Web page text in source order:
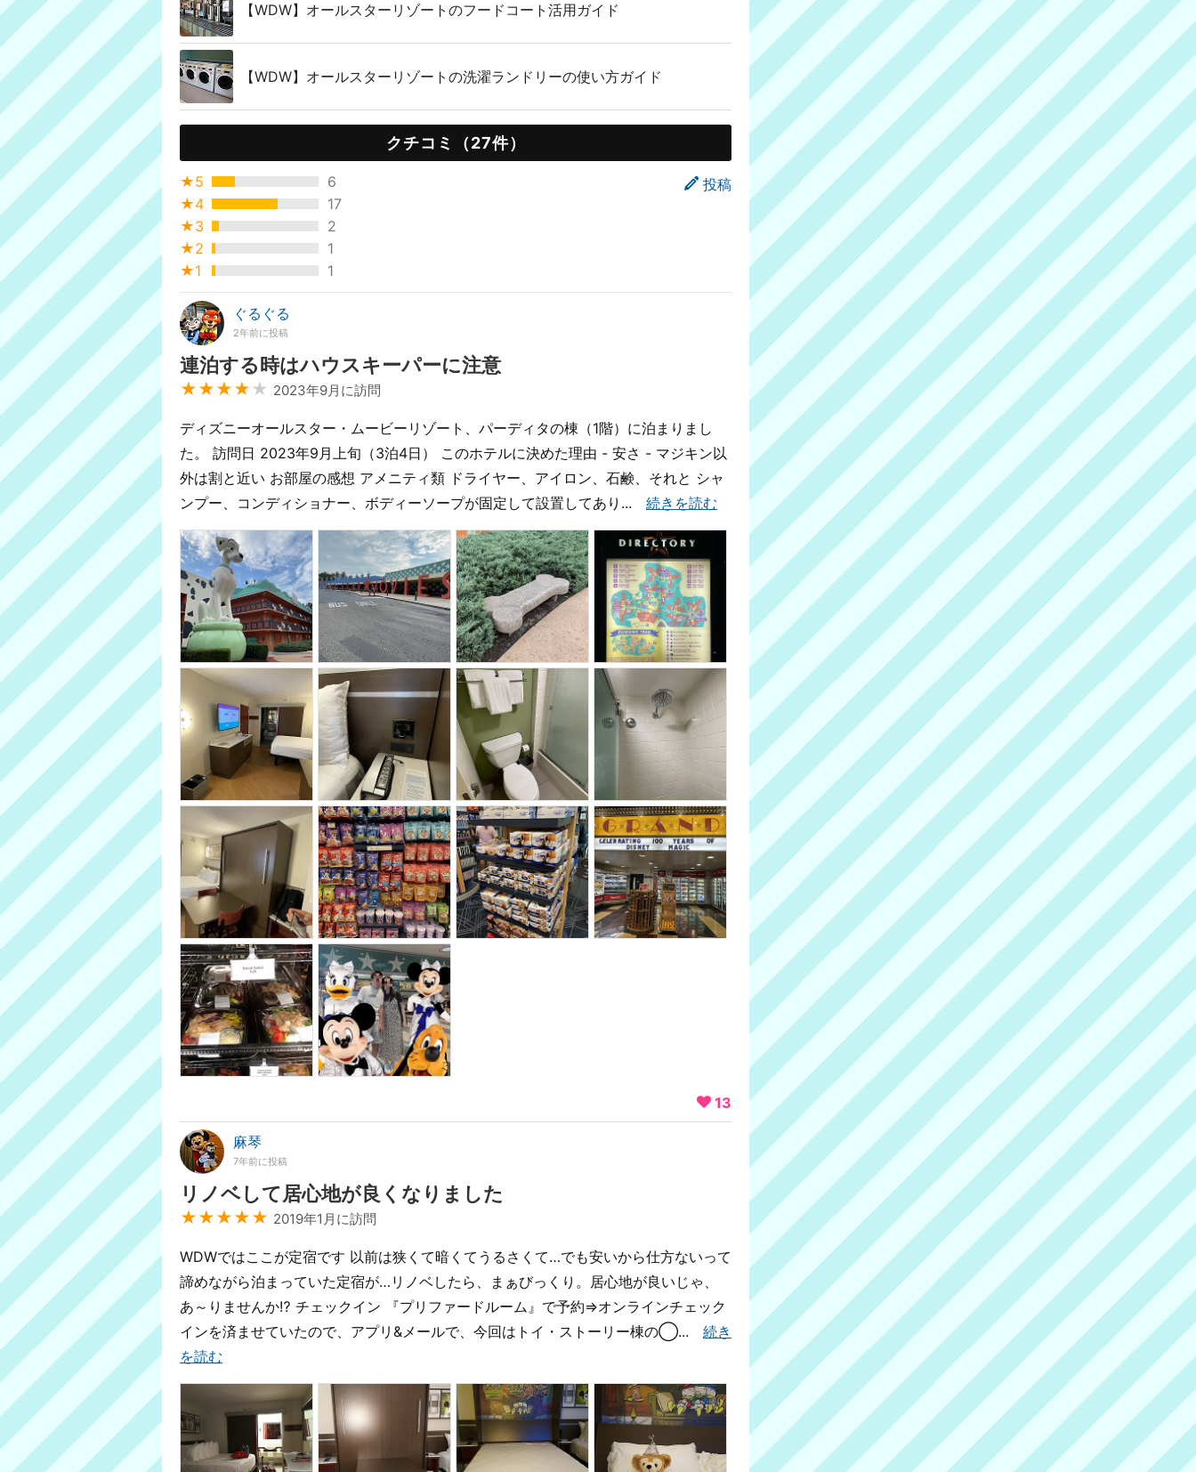
【WDW】オールスターリゾートのフードコート活用ガイド
【WDW】オールスターリゾートの洗濯ランドリーの使い方ガイド
クチコミ（27件）
投稿
★5
6
★4
17
★3
2
★2
1
★1
1
ぐるぐる
2年前に投稿
連泊する時はハウスキーパーに注意
★★★★ ★ 2023年9月に訪問
ディズニーオールスター・ムービーリゾート、パーディタの棟（1階）に泊まりまし
た。 訪問日 2023年9月上旬（3泊4日） このホテルに決めた理由 - 安さ - マジキン以
外は割と近い お部屋の感想 アメニティ類 ドライヤー、アイロン、石鹸、それと シャ
ンプー、コンディショナー、ボディーソープが固定して設置してあり... 続きを読む
13
麻琴
7年前に投稿
リノベして居心地が良くなりました
★★★★★ 2019年1月に訪問
WDWではここが定宿です 以前は狭くて暗くてうるさくて…でも安いから仕方ないって
諦めながら泊まっていた定宿が…リノベしたら、まぁびっくり。居心地が良いじゃ、
あ～りませんか⁉️ チェックイン 『プリファードルーム』で予約⇒オンラインチェック
インを済ませていたので、アプリ&メールで、今回はトイ・ストーリー棟の◯... 続き
を読む